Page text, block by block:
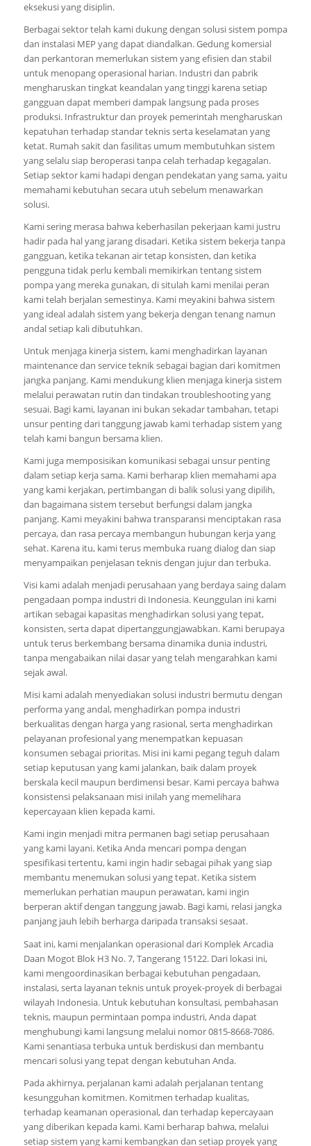
eksekusi yang disiplin.
Berbagai sektor telah kami dukung dengan solusi sistem pompa
dan instalasi MEP yang dapat diandalkan. Gedung komersial
dan perkantoran memerlukan sistem yang efisien dan stabil
untuk menopang operasional harian. Industri dan pabrik
mengharuskan tingkat keandalan yang tinggi karena setiap
gangguan dapat memberi dampak langsung pada proses
produksi. Infrastruktur dan proyek pemerintah mengharuskan
kepatuhan terhadap standar teknis serta keselamatan yang
ketat. Rumah sakit dan fasilitas umum membutuhkan sistem
yang selalu siap beroperasi tanpa celah terhadap kegagalan.
Setiap sektor kami hadapi dengan pendekatan yang sama, yaitu
memahami kebutuhan secara utuh sebelum menawarkan
solusi.
Kami sering merasa bahwa keberhasilan pekerjaan kami justru
hadir pada hal yang jarang disadari. Ketika sistem bekerja tanpa
gangguan, ketika tekanan air tetap konsisten, dan ketika
pengguna tidak perlu kembali memikirkan tentang sistem
pompa yang mereka gunakan, di situlah kami menilai peran
kami telah berjalan semestinya. Kami meyakini bahwa sistem
yang ideal adalah sistem yang bekerja dengan tenang namun
andal setiap kali dibutuhkan.
Untuk menjaga kinerja sistem, kami menghadirkan layanan
maintenance dan service teknik sebagai bagian dari komitmen
jangka panjang. Kami mendukung klien menjaga kinerja sistem
melalui perawatan rutin dan tindakan troubleshooting yang
sesuai. Bagi kami, layanan ini bukan sekadar tambahan, tetapi
unsur penting dari tanggung jawab kami terhadap sistem yang
telah kami bangun bersama klien.
Kami juga memposisikan komunikasi sebagai unsur penting
dalam setiap kerja sama. Kami berharap klien memahami apa
yang kami kerjakan, pertimbangan di balik solusi yang dipilih,
dan bagaimana sistem tersebut berfungsi dalam jangka
panjang. Kami meyakini bahwa transparansi menciptakan rasa
percaya, dan rasa percaya membangun hubungan kerja yang
sehat. Karena itu, kami terus membuka ruang dialog dan siap
menyampaikan penjelasan teknis dengan jujur dan terbuka.
Visi kami adalah menjadi perusahaan yang berdaya saing dalam
pengadaan pompa industri di Indonesia. Keunggulan ini kami
artikan sebagai kapasitas menghadirkan solusi yang tepat,
konsisten, serta dapat dipertanggungjawabkan. Kami berupaya
untuk terus berkembang bersama dinamika dunia industri,
tanpa mengabaikan nilai dasar yang telah mengarahkan kami
sejak awal.
Misi kami adalah menyediakan solusi industri bermutu dengan
performa yang andal, menghadirkan pompa industri
berkualitas dengan harga yang rasional, serta menghadirkan
pelayanan profesional yang menempatkan kepuasan
konsumen sebagai prioritas. Misi ini kami pegang teguh dalam
setiap keputusan yang kami jalankan, baik dalam proyek
berskala kecil maupun berdimensi besar. Kami percaya bahwa
konsistensi pelaksanaan misi inilah yang memelihara
kepercayaan klien kepada kami.
Kami ingin menjadi mitra permanen bagi setiap perusahaan
yang kami layani. Ketika Anda mencari pompa dengan
spesifikasi tertentu, kami ingin hadir sebagai pihak yang siap
membantu menemukan solusi yang tepat. Ketika sistem
memerlukan perhatian maupun perawatan, kami ingin
berperan aktif dengan tanggung jawab. Bagi kami, relasi jangka
panjang jauh lebih berharga daripada transaksi sesaat.
Saat ini, kami menjalankan operasional dari Komplek Arcadia
Daan Mogot Blok H3 No. 7, Tangerang 15122. Dari lokasi ini,
kami mengoordinasikan berbagai kebutuhan pengadaan,
instalasi, serta layanan teknis untuk proyek-proyek di berbagai
wilayah Indonesia. Untuk kebutuhan konsultasi, pembahasan
teknis, maupun permintaan pompa industri, Anda dapat
menghubungi kami langsung melalui nomor 0815-8668-7086.
Kami senantiasa terbuka untuk berdiskusi dan membantu
mencari solusi yang tepat dengan kebutuhan Anda.
Pada akhirnya, perjalanan kami adalah perjalanan tentang
kesungguhan komitmen. Komitmen terhadap kualitas,
terhadap keamanan operasional, dan terhadap kepercayaan
yang diberikan kepada kami. Kami berharap bahwa, melalui
setiap sistem yang kami kembangkan dan setiap proyek yang